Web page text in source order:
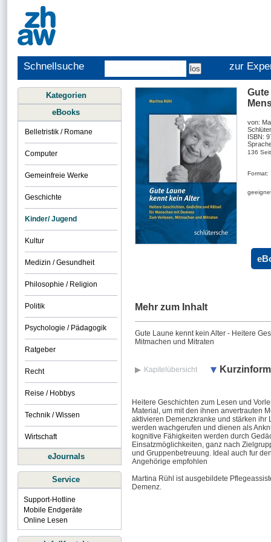
Schnellsuche zur
von:
ISBN:
136
Format:
Mehr zum Inhalt
Gute Laune kennt kein Alter - Heitere
Mitmachen und Mitraten
Kapitelübersicht
Heitere Geschichten zum Lesen und
Material, um mit den ihnen anvertrauten
aktivieren Demenzkranke und stärken ihr
werden wachgerufen und dienen als
kognitive Fähigkeiten werden durch
Einsatzmöglichkeiten, ganz nach
und Gruppenbetreuung. Ideal auch fur
Angehörige empfohlen
Martina Rühl ist ausgebildete
Demenz.
Kategorien
eBooks
Belletristik / Romane
Computer
Gemeinfreie Werke
Geschichte
Kinder/ Jugend
Kultur
Medizin / Gesundheit
Philosophie / Religion
Politik
Psychologie / Pädagogik
Ratgeber
Recht
Reise / Hobbys
Technik / Wissen
Wirtschaft
eJournals
Service
Support-Hotline
Mobile Endgeräte
Online Lesen